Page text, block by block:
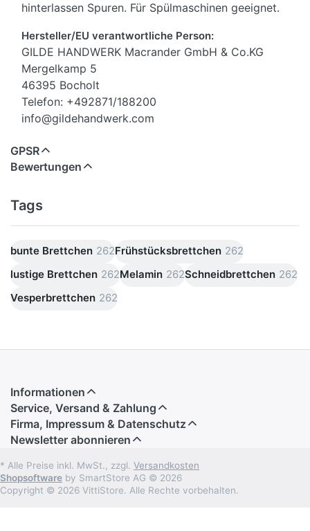
hinterlassen Spuren. Für Spülmaschinen geeignet.
Hersteller/EU verantwortliche Person:
GILDE HANDWERK Macrander GmbH & Co.KG
Mergelkamp 5
46395 Bocholt
Telefon: +492871/188200
info@gildehandwerk.com
GPSR
Bewertungen
Tags
bunte Brettchen 262Frühstücksbrettchen 262
lustige Brettchen 262Melamin 262Schneidbrettchen 262
Vesperbrettchen 262
Informationen
Service, Versand & Zahlung
Firma, Impressum & Datenschutz
Newsletter abonnieren
* Alle Preise inkl. MwSt., zzgl. Versandkosten
Shopsoftware by SmartStore AG © 2026
Copyright © 2026 VittiStore. Alle Rechte vorbehalten.